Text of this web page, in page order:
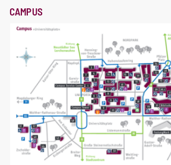
CAMPUS